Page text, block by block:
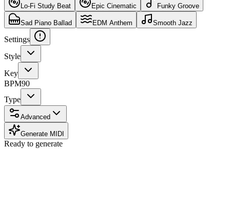
Lo-Fi Study Beat Epic Cinematic Funky Groove
Sad Piano Ballad EDM Anthem Smooth Jazz
Settings
Style
Key
BPM90
Type
Advanced
Generate MIDI
Ready to generate